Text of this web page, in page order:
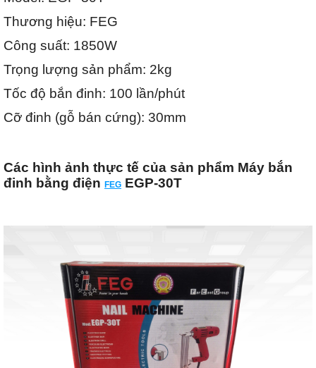
Thương hiệu: FEG
Công suất: 1850W
Trọng lượng sản phẩm: 2kg
Tốc độ bắn đinh: 100 lần/phút
Cỡ đinh (gỗ bán cứng): 30mm
Các hình ảnh thực tế của sản phẩm Máy bắn
đinh bằng điện FEG EGP-30T